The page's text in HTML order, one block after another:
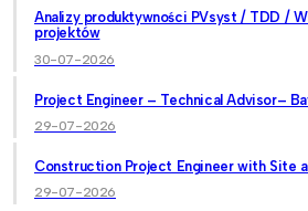
Analizy produktywności PVsyst / TDD /
projektów
30-07-2026
Project Engineer – Technical Advisor–
29-07-2026
Construction Project Engineer with Site
29-07-2026